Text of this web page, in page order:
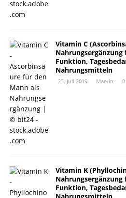
Vitamin C
Funktion,
Nahrungsmitteln
23. Juli 2019 Marvin 0
Vitamin K
Funktion,